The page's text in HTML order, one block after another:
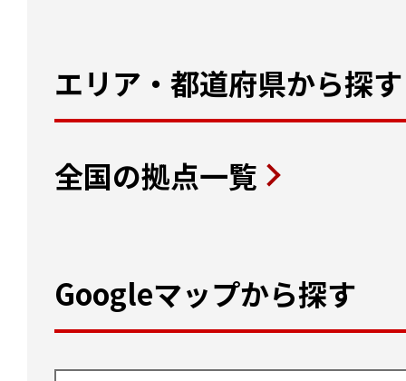
エリア・都道府県から探す
全国の拠点一覧
Googleマップから探す